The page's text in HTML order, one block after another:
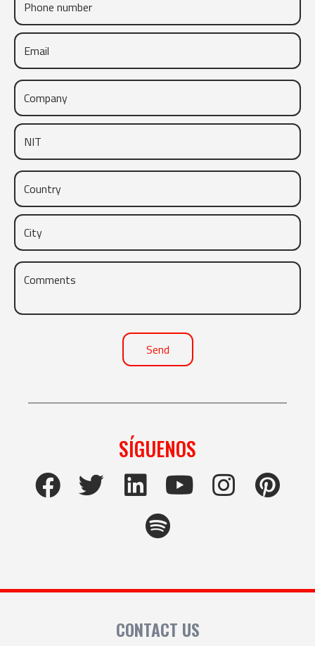
Send
SÍGUENOS
CONTACT US